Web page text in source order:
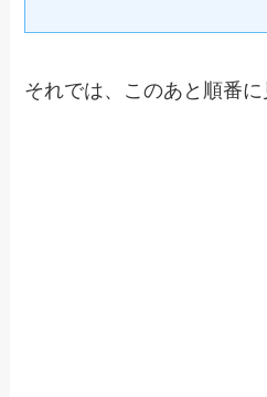
それでは、このあと順番に